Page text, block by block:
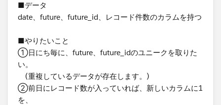
■データ​
date、future、future_id、レコード件数のカラムを持つ
■やりたいこと​
①日にち毎に、​future、future_idのユニークを取りた
い。
(重複しているデータが存在します。)
②前日にレコード数が入っていれば、新しいカラムに1
を、